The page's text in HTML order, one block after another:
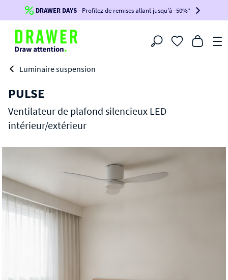
Jusqu'à-100€*sur votre commande !
BIKINI100
-voir conditions en bas de page-
DRAWER DAYS- Profitez de remises allant jusqu'à -50%*
Filtrer
Luminaire suspension
PULSE
Ventilateur de plafond silencieux LED
intérieur/extérieur